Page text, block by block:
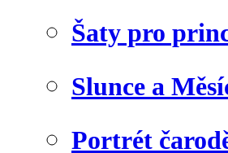
Šaty pro
Slunce a
Portrét